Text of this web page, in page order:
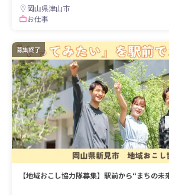
岡山県津山市
お仕事
募集終了
【地域おこし協力隊募集】駅前から“まちの